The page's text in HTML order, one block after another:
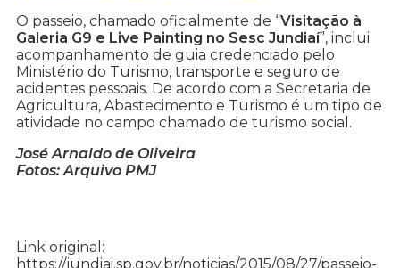
O passeio, chamado oficialmente de “Visitação à
Galeria G9 e Live Painting no Sesc Jundiaí”, inclui
acompanhamento de guia credenciado pelo
Ministério do Turismo, transporte e seguro de
acidentes pessoais. De acordo com a Secretaria de
Agricultura, Abastecimento e Turismo é um tipo de
atividade no campo chamado de turismo social.
José Arnaldo de Oliveira
Fotos: Arquivo PMJ
Link original:
https://jundiai.sp.gov.br/noticias/2015/08/27/passeio-